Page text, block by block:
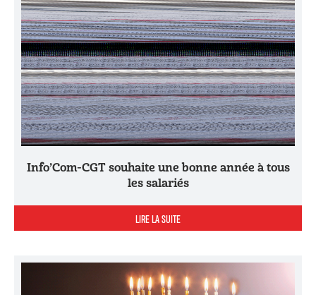
Info’Com-CGT souhaite une bonne année à tous
les salariés
LIRE LA SUITE